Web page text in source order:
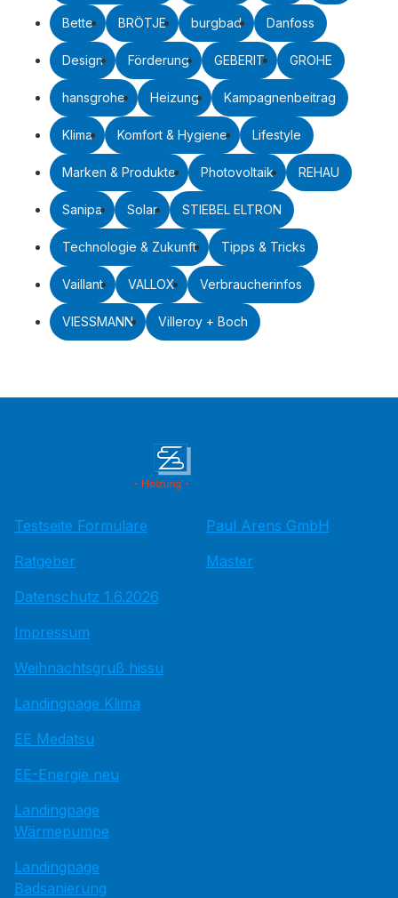
Bette BRÖTJE burgbad Danfoss
Design Förderung GEBERIT GROHE
hansgrohe Heizung Kampagnenbeitrag
Klima Komfort & Hygiene Lifestyle
Marken & Produkte Photovoltaik REHAU
Sanipa Solar STIEBEL ELTRON
Technologie & Zukunft Tipps & Tricks
Vaillant VALLOX Verbraucherinfos
VIESSMANN Villeroy + Boch
Testseite Formulare
Ratgeber
Datenschutz 1.6.2026
Impressum
Weihnachtsgruß hissu
Landingpage Klima
EE Medatsu
EE-Energie neu
Landingpage
Wärmepumpe
Landingpage
Badsanierung
Paul Arens GmbH
Master